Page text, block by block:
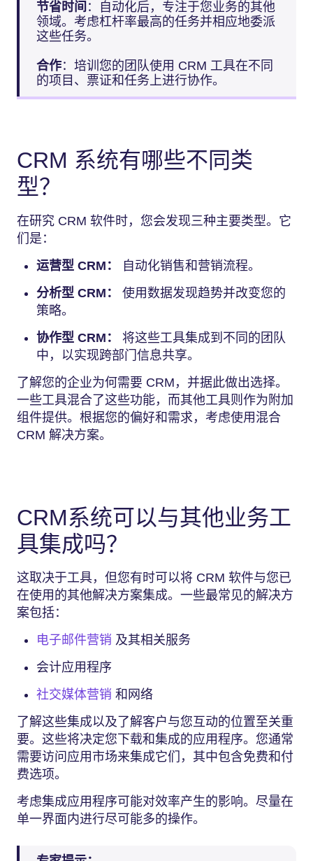
节省时间 ：自动化后，专注于您业务的其他
领域。考虑杠杆率最高的任务并相应地委派
这些任务。
合作：培训您的团队使用 CRM 工具在不同
的项目、票证和任务上进行协作。
CRM 系统有哪些不同类
型？
在研究 CRM 软件时，您会发现三种主要类型。它
们是：
运营型 CRM：
自动化销售和营销流程。
分析型 CRM：
使用数据发现趋势并改变您的
策略。
协作型 CRM：
将这些工具集成到不同的团队
中，以实现跨部门信息共享。
了解您的企业为何需要 CRM，并据此做出选择。
一些工具混合了这些功能，而其他工具则作为附加
组件提供。根据您的偏好和需求，考虑使用混合
CRM 解决方案。
CRM系统可以与其他业务工
具集成吗？
这取决于工具，但您有时可以将 CRM 软件与您已
在使用的其他解决方案集成。一些最常见的解决方
案包括：
电子邮件营销 及其相关服务
会计应用程序
社交媒体营销 和网络
了解这些集成以及了解客户与您互动的位置至关重
要。这些将决定您下载和集成的应用程序。您通常
需要访问应用市场来集成它们，其中包含免费和付
费选项。
考虑集成应用程序可能对效率产生的影响。尽量在
单一界面内进行尽可能多的操作。